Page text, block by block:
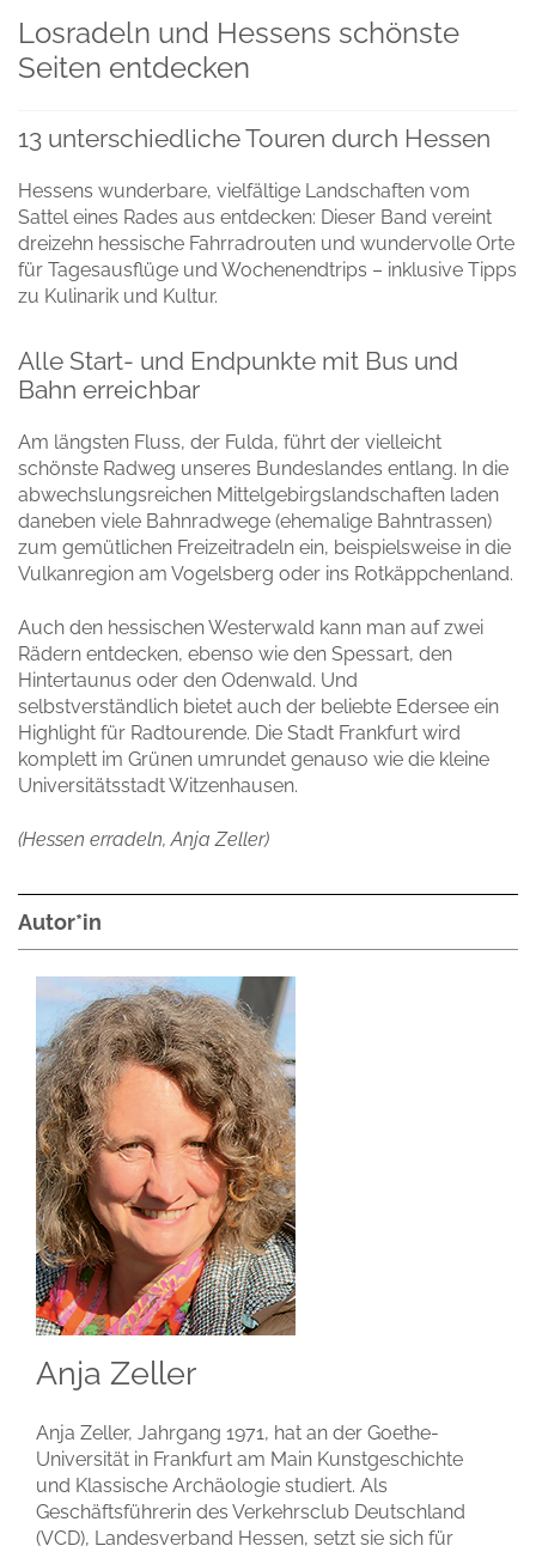
Losradeln und Hessens schönste
Seiten entdecken
13 unterschiedliche Touren durch Hessen
Hessens wunderbare, vielfältige Landschaften vom
Sattel eines Rades aus entdecken: Dieser Band vereint
dreizehn hessische Fahrradrouten und wundervolle Orte
für Tagesausflüge und Wochenendtrips – inklusive Tipps
zu Kulinarik und Kultur.
Alle Start- und Endpunkte mit Bus und
Bahn erreichbar
Am längsten Fluss, der Fulda, führt der vielleicht
schönste Radweg unseres Bundeslandes entlang. In die
abwechslungsreichen Mittelgebirgslandschaften laden
daneben viele Bahnradwege (ehemalige Bahntrassen)
zum gemütlichen Freizeitradeln ein, beispielsweise in die
Vulkanregion am Vogelsberg oder ins Rotkäppchenland.
Auch den hessischen Westerwald kann man auf zwei
Rädern entdecken, ebenso wie den Spessart, den
Hintertaunus oder den Odenwald. Und
selbstverständlich bietet auch der beliebte Edersee ein
Highlight für Radtourende. Die Stadt Frankfurt wird
komplett im Grünen umrundet genauso wie die kleine
Universitätsstadt Witzenhausen.
(Hessen erradeln, Anja Zeller)
Autor*in
Anja Zeller
Anja Zeller, Jahrgang 1971, hat an der Goethe-
Universität in Frankfurt am Main Kunstgeschichte
und Klassische Archäologie studiert. Als
Geschäftsführerin des Verkehrsclub Deutschland
(VCD), Landesverband Hessen, setzt sie sich für